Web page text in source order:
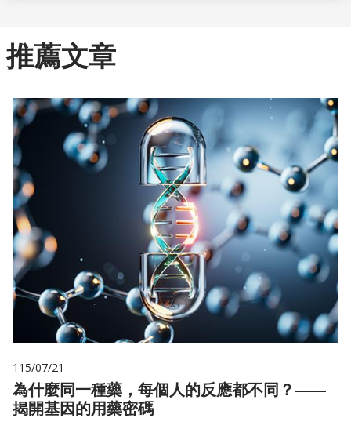
推薦文章
115/07/21
為什麼同一種藥，每個人的反應都不同？——
揭開基因的用藥密碼